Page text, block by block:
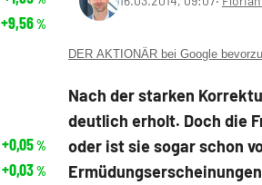
DER AKTIONÄR bei Google
Nach der starken
deutlich erholt. Doch die
oder ist sie sogar schon
+9,56%
+0,05%
+0,03%